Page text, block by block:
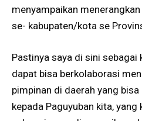
menyampaikan
se- kabupaten/kota se
Pastinya saya di sini sebagai
dapat bisa berkolaborasi
pimpinan di daerah yang
kepada Paguyuban kita, yang